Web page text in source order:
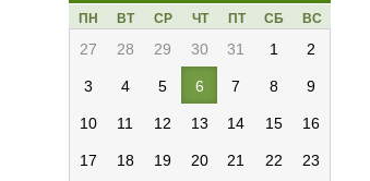
ПН ВТ СР ЧТ ПТ СБ ВС
27 28 29 30 31 1 2
3 4 5 6 7 8 9
10 11 12 13 14 15 16
17 18 19 20 21 22 23